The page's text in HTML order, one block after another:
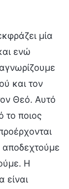
μία
ενώ
και τον
Θεό. Αυτό
το ποιος
αποδεχτούμε
Η
είναι